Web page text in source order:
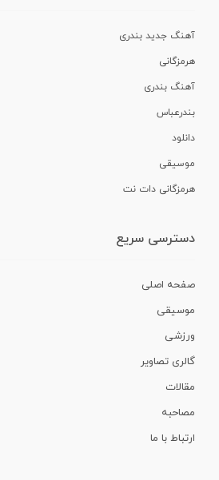
آهنگ جدید بندری
هرمزگانی
آهنگ بندری
بندرعباس
دانلود
موسیقی
هرمزگانی دات نت
دسترسی سریع
صفحه اصلی
موسیقی
ورزشی
گالری تصاویر
مقالات
مصاحبه
ارتباط با ما